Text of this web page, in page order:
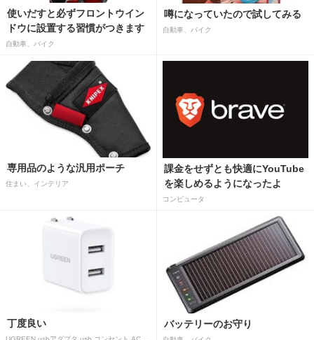
使いだすと必ずフロントウイン
ドウに設置する習慣がつきます
自動車、バイク
噂になっていたので試してみる
自動車、バイク
専用品のような汎用ポーチ
住まい、インテリア
課金をせずとも快適にYouTube
を楽しめるようになったよ
コンピュータ
丁度良い バッテリーのお守り